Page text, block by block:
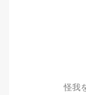
怪我をき